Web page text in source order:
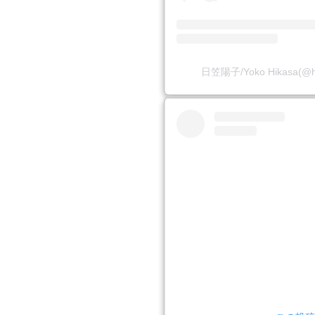
日笠陽子/Yoko